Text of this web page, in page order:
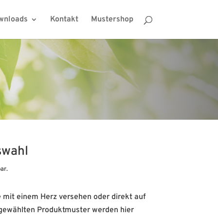
Kontakt Mustershop
einem Herz versehen oder direkt auf
Produktmuster werden hier